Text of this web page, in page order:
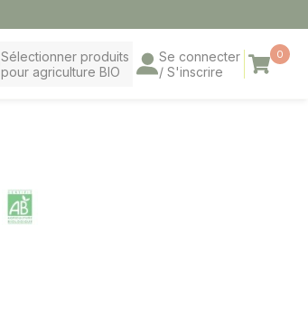
Sélectionner produits
pour agriculture BIO
Se connecter
/ S'inscrire
0
Panier